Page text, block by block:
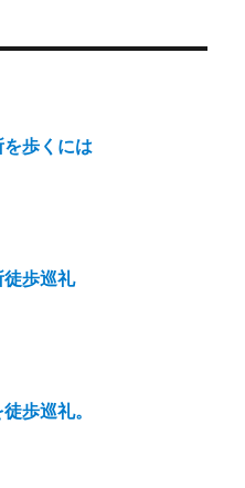
歩くには
徒歩巡礼
歩巡礼。